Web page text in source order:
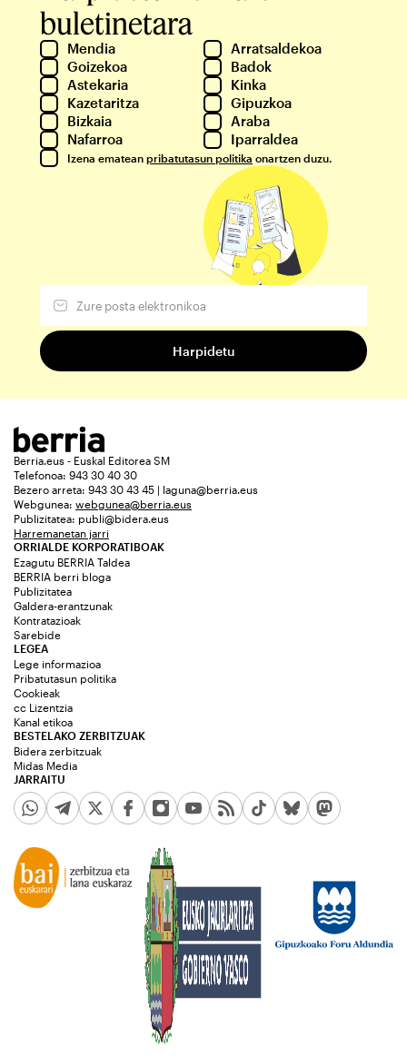
buletinetara
Mendia
Arratsaldekoa
Goizekoa
Badok
Astekaria
Kinka
Kazetaritza
Gipuzkoa
Bizkaia
Araba
Nafarroa
Iparraldea
Izena ematean pribatutasun politika onartzen duzu.
Berria.eus - Euskal Editorea SM
Telefonoa: 943 30 40 30
Bezero arreta: 943 30 43 45 | laguna@berria.eus
Webgunea: webgunea@berria.eus
Publizitatea: publi@bidera.eus
Harremanetan jarri
ORRIALDE KORPORATIBOAK
Ezagutu BERRIA Taldea
BERRIA berri bloga
Publizitatea
Galdera-erantzunak
Kontratazioak
Sarebide
JARRAITU
LEGEA
Lege informazioa
Pribatutasun politika
Cookieak
cc Lizentzia
Kanal etikoa
BESTELAKO ZERBITZUAK
Bidera zerbitzuak
Midas Media